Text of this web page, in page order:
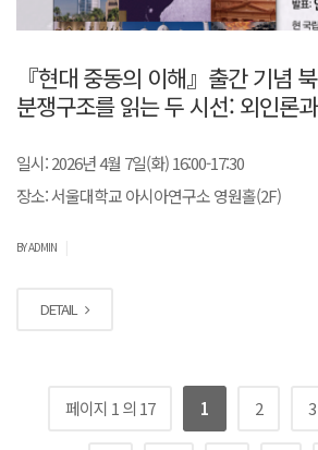
『현대 중동의 이해』출간 기념
분쟁구조를 읽는 두 시선: 외인론
일시: 2026년 4월 7일(화) 16:00-17:30
장소: 서울대학교 아시아연구소 영원홀(2F)
BY ADMIN
DETAIL
페이지 1 의 17 1 2 3